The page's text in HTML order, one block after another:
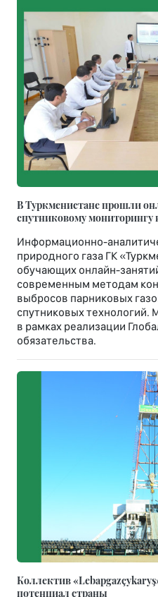
В Туркменистане прошли
спутниковому мониторингу
Информационно-
природного газа ГК
обучающих онлайн-
современным методам
выбросов парниковых
спутниковых технологий.
в рамках реализации
обязательства.
Коллектив
потенциал страны